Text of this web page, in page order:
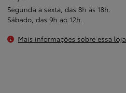
Segunda a sexta, das 8h às 18h.
Sábado, das 9h ao 12h.
Mais informações sobre essa loja